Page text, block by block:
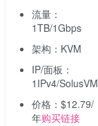
流量：
1TB/1Gbps
架构：KVM
IP/面板：
1IPv4/SolusVM
价格：$12.79/
年购买链接